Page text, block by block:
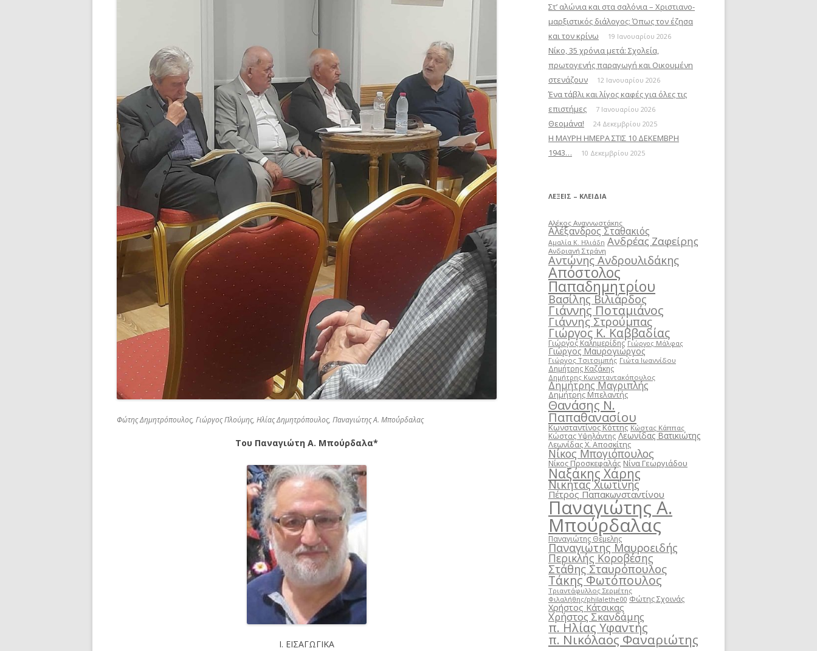
Φώτης Δημητρόπουλος, Γιώργος Πλούμης, Ηλίας Δημητρόπουλος, Παναγιώτης Α. Μπο΄ύρδαλας
Του Παναγιώτη Α. Μπούρδαλα*
Ι. ΕΙΣΑΓΩΓΙΚΑ
Στ’ αλώνια και στα σαλόνια – Χριστιανο-
μαρξιστικός διάλογος: Όπως τον έζησα
και τον κρίνω
19 Ιανουαρίου 2026
Νίκο, 35 χρόνια μετά: Σχολεία,
πρωτογενής παραγωγή και Οικουμένη
στενάζουν
12 Ιανουαρίου 2026
Ένα τάβλι και λίγος καφές για όλες τις
επιστήμες
7 Ιανουαρίου 2026
Θεομάνα! 24 Δεκεμβρίου 2025
Η ΜΑΥΡΗ ΗΜΕΡΑ ΣΤΙΣ 10 ΔΕΚΕΜΒΡΗ
1943…
10 Δεκεμβρίου 2025
ΛΈΞΕΙΣ – ΚΛΕΙΔΙΆ
Αλέκος Αναγνωστάκης
Αλέξανδρος Σταθακιός
Αμαλία Κ. Ηλιάδη Ανδρέας Ζαφείρης
Ανδριανή Στράνη
Αντώνης Ανδρουλιδάκης
Απόστολος
Παπαδημητρίου
Βασίλης Βιλιάρδος
Γιάννης Ποταμιάνος
Γιάννης Στρούμπας
Γιώργος Κ. Καββαδίας
Γιώργος Καλημερίδης Γιώργος Μάλφας
Γιώργος Μαυρογιώργος
Γιώργος Τσιτσιμπής Γιώτα Ιωαννίδου
Δημήτρης Καζάκης
Δημήτρης Κωνσταντακόπουλος
Δημήτρης Μαγριπλής
Δημήτρης Μπελαντής
Θανάσης Ν.
Παπαθανασίου
Κωνσταντίνος Κόττης Κώστας Κάππας
Κώστας Υψηλάντης Λεωνίδας Βατικιώτης
Λεωνίδας Χ. Αποσκίτης
Νίκος Μπογιόπουλος
Νίκος Προσκεφαλάς Νίνα Γεωργιάδου
Ναξάκης Χάρης
Νικήτας Χιωτίνης
Πέτρος Παπακωνσταντίνου
Παναγιώτης Α.
Μπούρδαλας
Παναγιώτης Θέμελης
Παναγιώτης Μαυροειδής
Περικλής Κοροβέσης
Στάθης Σταυρόπουλος
Τάκης Φωτόπουλος
Τριαντάφυλλος Σερμέτης
Φιλαλήθης/philalethe00 Φώτης Σχοινάς
Χρήστος Κάτσικας
Χρήστος Σκανδάμης
π. Ηλίας Υφαντής
π. Νικόλαος Φαναριώτης